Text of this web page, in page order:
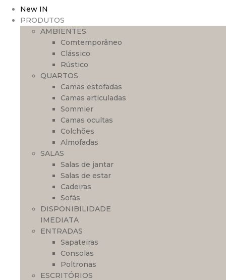
New IN
PRODUTOS
AMBIENTES
Comtemporâneo
Clássico
Rústico
QUARTOS
Camas estofadas
Camas articuladas
Sommier
Camas ocultas
Colchões
Almofadas
SALAS
Salas de jantar
Salas de estar
Cadeiras
Sofás
DISPONIBILIDADE
IMEDIATA
ENTRADAS
Sapateiras
Consolas
Poltronas
ESCRITÓRIOS